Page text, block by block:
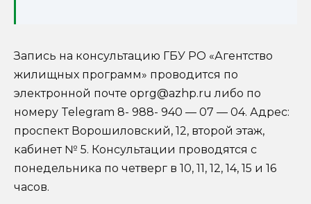
Запись на консультацию ГБУ РО «Агентство
жилищных программ» проводится по
электронной почте oprg@azhp.ru либо по
номеру Telegram 8- 988- 940 — 07 — 04. Адрес:
проспект Ворошиловский, 12, второй этаж,
кабинет № 5. Консультации проводятся с
понедельника по четверг в 10, 11, 12, 14, 15 и 16
часов.